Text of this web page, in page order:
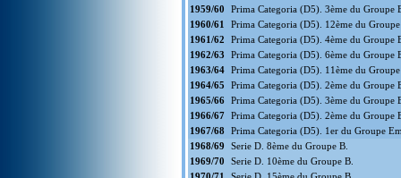
1959/60
Prima Categoria (D5). 3ème du Groupe
1960/61
Prima Categoria (D5). 12ème du
1961/62
Prima Categoria (D5). 4ème du Groupe
1962/63
Prima Categoria (D5). 6ème du Groupe
1963/64 Prima Categoria (D5). 11ème du
1964/65
Prima Categoria (D5). 2ème du Groupe
1965/66 Prima Categoria (D5). 3ème du Groupe
1966/67 Prima Categoria (D5). 2ème du Groupe
1967/68 Prima Categoria (D5). 1er du Groupe
1968/69
Serie D. 8ème du Groupe B.
1969/70
Serie D. 10ème du Groupe B.